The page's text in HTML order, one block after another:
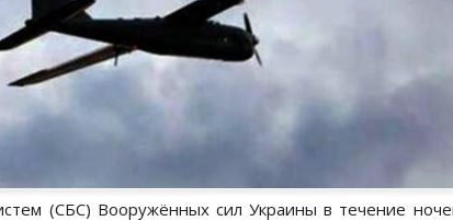
(СБС) Вооружённых сил Украины в течение